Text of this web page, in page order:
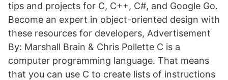
tips and projects for C, C++, C#, and Google Go.
Become an expert in object-oriented design with
these resources for developers, Advertisement
By: Marshall Brain & Chris Pollette C is a
computer programming language. That means
that you can use C to create lists of instructions